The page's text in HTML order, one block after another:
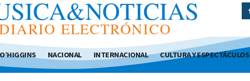
ELECTRÓNICO
NACIONAL INTERNACIONAL CULTURA Y ESPECTÁCULOS